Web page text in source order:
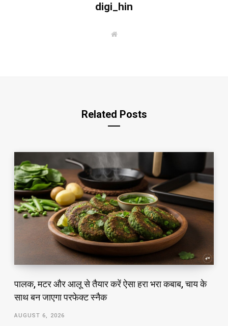
digi_hin
W
Related Posts
पालक, मटर और आलू से तैयार करें ऐसा हरा भरा कबाब, चाय के
साथ बन जाएगा परफेक्ट स्नैक
AUGUST 6, 2026